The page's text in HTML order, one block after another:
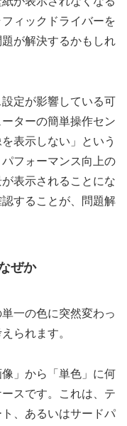
ィックドライバーを
が解決するかもしれ
定が影響している可
ターの簡単操作セン
表示しない」という
フォーマンス向上の
表示されることにな
することが、問題解
ぜか
一の色に突然変わっ
られます。
」から「単色」に何
スです。これは、テ
、あるいはサードパ